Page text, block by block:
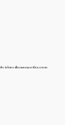
base alla causa specifica, con un